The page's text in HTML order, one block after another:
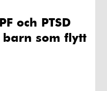
och PTSD
som flytt